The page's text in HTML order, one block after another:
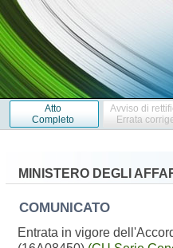
Atto
Completo
Avviso di
Errata
MINISTERO DEGLI
COMUNICATO
Entrata in vigore